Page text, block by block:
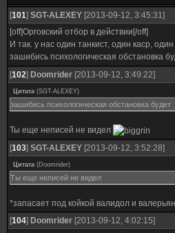
[101] SGT-ALEXEY [2013-09-12, 3:45:31]
[off]Орговский отбор в действии[/off]
И так. у нас один танкист, один каср,
зашибись психологическая обстановка
[102] Doomrider [2013-09-12, 3:49:22]
Цитата (SGT-ALEXEY)
зашибись психологическая обстановка будет
Ты еще неписей не видел
[103] SGT-ALEXEY [2013-09-12, 3:52:28]
Цитата (Doomrider)
Ты еще неписей не видел
*запасает под койкой валидол и
[104] Doomrider [2013-09-12, 4:02:15]